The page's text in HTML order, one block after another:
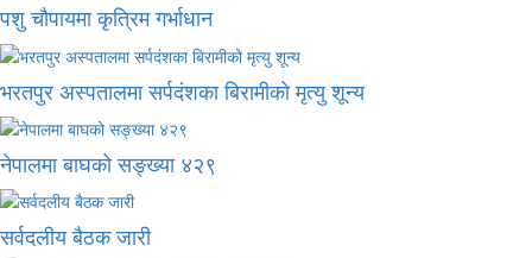
पशु चौपायमा कृत्रिम गर्भाधान
भरतपुर अस्पतालमा सर्पदंशका बिरामीको मृत्यु शून्य
नेपालमा बाघको सङ्ख्या ४२९
सर्वदलीय बैठक जारी